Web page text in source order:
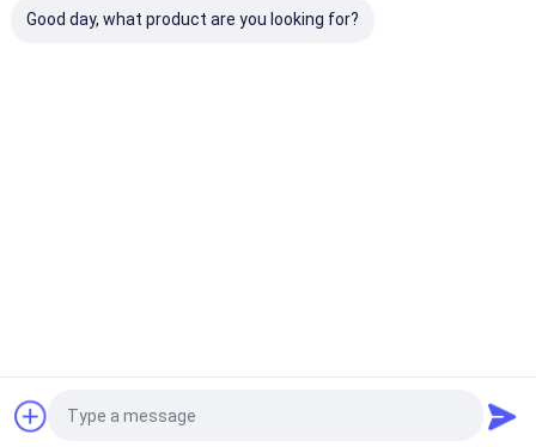
dei metalli non ferrosi
Good day, what product are you looking for?